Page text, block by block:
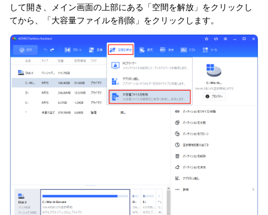
して開き、メイン画面の上部にある「空間を解放」をクリックし
てから、「大容量ファイルを削除」をクリックします。